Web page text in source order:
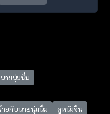
ายนุ่มนิ่ม
ายกับนายนุ่มนิ่ม
ดูหนังจีน